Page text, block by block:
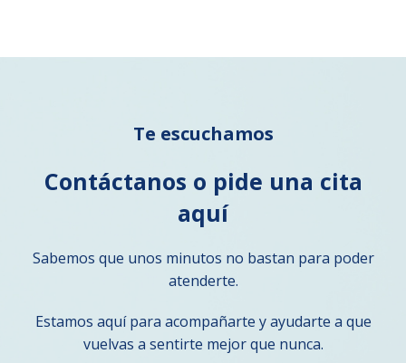
Te escuchamos
Contáctanos o pide una cita
aquí
Sabemos que unos minutos no bastan para poder
atenderte.
Estamos aquí para acompañarte y ayudarte a que
vuelvas a sentirte mejor que nunca.